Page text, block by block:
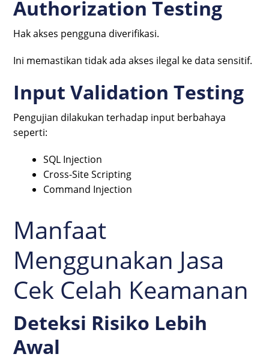
Authorization Testing
Hak akses pengguna diverifikasi.
Ini memastikan tidak ada akses ilegal ke data sensitif.
Input Validation Testing
Pengujian dilakukan terhadap input berbahaya
seperti:
SQL Injection
Cross-Site Scripting
Command Injection
Manfaat
Menggunakan Jasa
Cek Celah Keamanan
Deteksi Risiko Lebih
Awal